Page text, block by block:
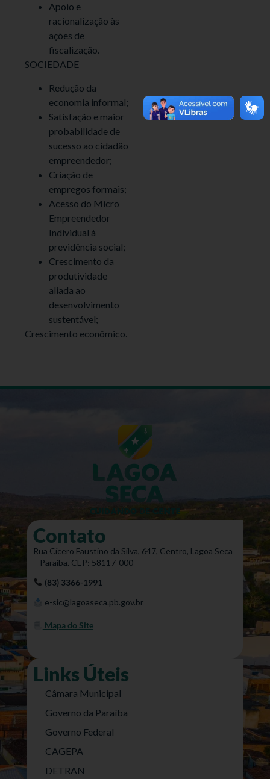
Apoio e
racionalização às
ações de
fiscalização.
SOCIEDADE
Redução da
economia informal;
Satisfação e maior
probabilidade de
sucesso ao cidadão
empreendedor;
Criação de
empregos formais;
Acesso do Micro
Empreendedor
Individual à
previdência social;
Crescimento da
produtividade
aliada ao
desenvolvimento
sustentável;
Crescimento econômico.
Contato
Rua Cícero Faustino da Silva, 647, Centro, Lagoa Seca
– Paraíba. CEP: 58117-000
(83) 3366-1991
e-sic@lagoaseca.pb.gov.br
Mapa do Site
Links Úteis
Câmara Municipal
Governo da Paraíba
Governo Federal
CAGEPA
DETRAN